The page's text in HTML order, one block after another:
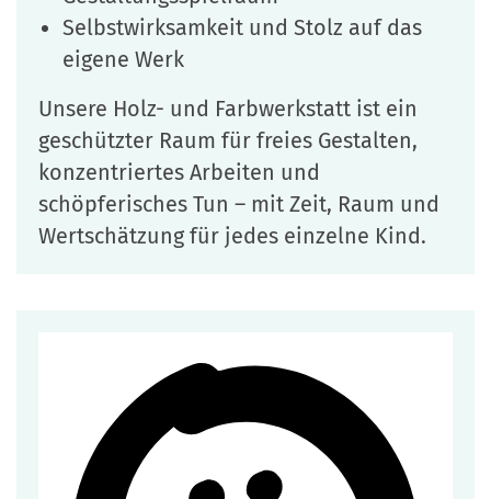
Selbstwirksamkeit und Stolz auf das
eigene Werk
Unsere Holz- und Farbwerkstatt ist ein
geschützter Raum für freies Gestalten,
konzentriertes Arbeiten und
schöpferisches Tun – mit Zeit, Raum und
Wertschätzung für jedes einzelne Kind.